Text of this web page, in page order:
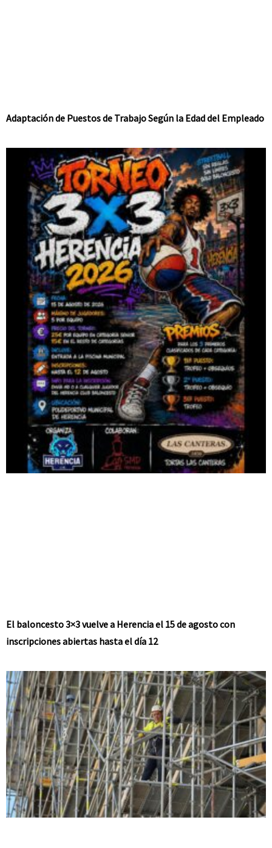
Adaptación de Puestos de Trabajo Según la Edad del Empleado
El baloncesto 3×3 vuelve a Herencia el 15 de agosto con
inscripciones abiertas hasta el día 12